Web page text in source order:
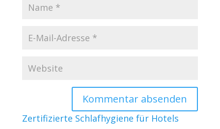
Zertifizierte Schlafhygiene für Hotels